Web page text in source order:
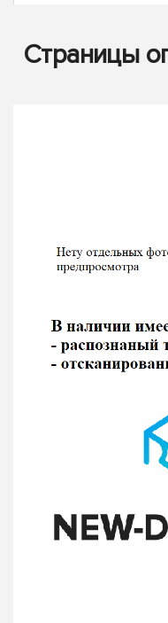
Страницы